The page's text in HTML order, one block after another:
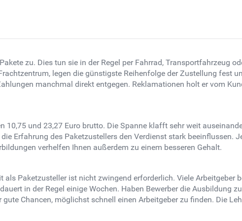
zu. Dies tun sie in der Regel per Fahrrad, Transportfahrzeug
legen die günstigste Reihenfolge der Zustellung fest
manchmal direkt entgegen. Reklamationen holt er vom
10,75 und 23,27 Euro brutto. Die Spanne klafft sehr weit
Erfahrung des Paketzustellers den Verdienst stark beeinflussen.
verhelfen Ihnen außerdem zu einem besseren Gehalt.
Paketzusteller ist nicht zwingend erforderlich. Viele Arbeitgeber
in der Regel einige Wochen. Haben Bewerber die Ausbildung
Chancen, möglichst schnell einen Arbeitgeber zu finden. Die